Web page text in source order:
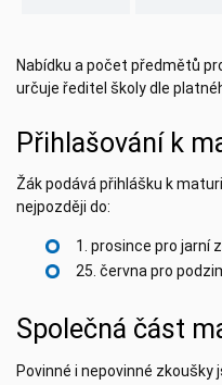
Nabídku a počet předmětů
určuje ředitel školy dle
Přihlašování k
Žák podává přihlášku k
nejpozději do:
1. prosince pro jarní
25. června pro
Společná část
Povinné i nepovinné zkoušky